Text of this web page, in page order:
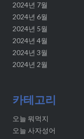
2024년 7월
2024년 6월
2024년 5월
2024년 4월
2024년 3월
2024년 2월
카테고리
오늘 뭐먹지
오늘 사자성어